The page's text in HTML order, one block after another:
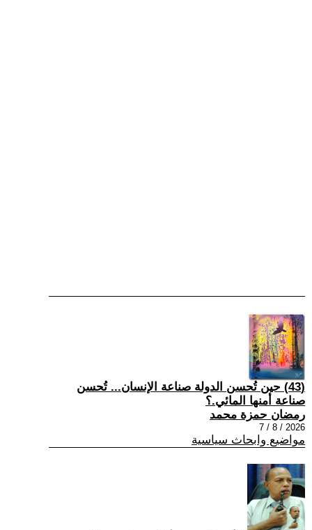
(43) حين تُحسن الدولة صناعة الإنسان... تُحسن
صناعة أمنها المائي.؟
رمضان حمزة محمد
2026 / 8 / 7
مواضيع وابحاث سياسية